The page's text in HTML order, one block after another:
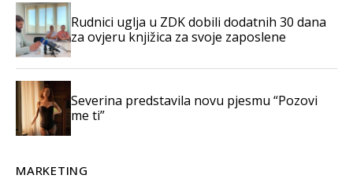
Rudnici uglja u ZDK dobili dodatnih 30 dana
za ovjeru knjižica za svoje zaposlene
Severina predstavila novu pjesmu “Pozovi
me ti”
MARKETING